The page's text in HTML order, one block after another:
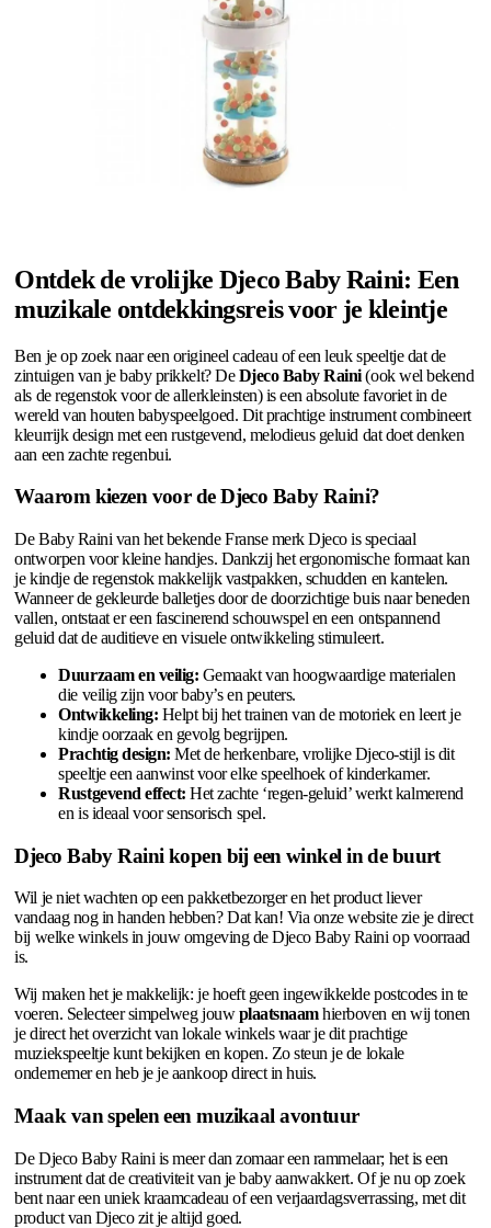
Ontdek de vrolijke Djeco Baby Raini: Een
muzikale ontdekkingsreis voor je kleintje
Ben je op zoek naar een origineel cadeau of een leuk speeltje dat de
zintuigen van je baby prikkelt? DeDjeco Baby Raini(ook wel bekend
als de regenstok voor de allerkleinsten) is een absolute favoriet in de
wereld van houten babyspeelgoed. Dit prachtige instrument combineert
kleurrijk design met een rustgevend, melodieus geluid dat doet denken
aan een zachte regenbui.
Waarom kiezen voor de Djeco Baby Raini?
De Baby Raini van het bekende Franse merk Djeco is speciaal
ontworpen voor kleine handjes. Dankzij het ergonomische formaat kan
je kindje de regenstok makkelijk vastpakken, schudden en kantelen.
Wanneer de gekleurde balletjes door de doorzichtige buis naar beneden
vallen, ontstaat er een fascinerend schouwspel en een ontspannend
geluid dat de auditieve en visuele ontwikkeling stimuleert.
Duurzaam en veilig: Gemaakt van hoogwaardige materialen
die veilig zijn voor baby’s en peuters.
Ontwikkeling: Helpt bij het trainen van de motoriek en leert je
kindje oorzaak en gevolg begrijpen.
Prachtig design: Met de herkenbare, vrolijke Djeco-stijl is dit
speeltje een aanwinst voor elke speelhoek of kinderkamer.
Rustgevend effect: Het zachte ‘regen-geluid’ werkt kalmerend
en is ideaal voor sensorisch spel.
Djeco Baby Raini kopen bij een winkel in de buurt
Wil je niet wachten op een pakketbezorger en het product liever
vandaag nog in handen hebben? Dat kan! Via onze website zie je direct
bij welke winkels in jouw omgeving de Djeco Baby Raini op voorraad
is.
Wij maken het je makkelijk: je hoeft geen ingewikkelde postcodes in te
voeren. Selecteer simpelweg jouwplaatsnaamhierboven en wij tonen
je direct het overzicht van lokale winkels waar je dit prachtige
muziekspeeltje kunt bekijken en kopen. Zo steun je de lokale
ondernemer en heb je je aankoop direct in huis.
Maak van spelen een muzikaal avontuur
De Djeco Baby Raini is meer dan zomaar een rammelaar; het is een
instrument dat de creativiteit van je baby aanwakkert. Of je nu op zoek
bent naar een uniek kraamcadeau of een verjaardagsverrassing, met dit
product van Djeco zit je altijd goed.